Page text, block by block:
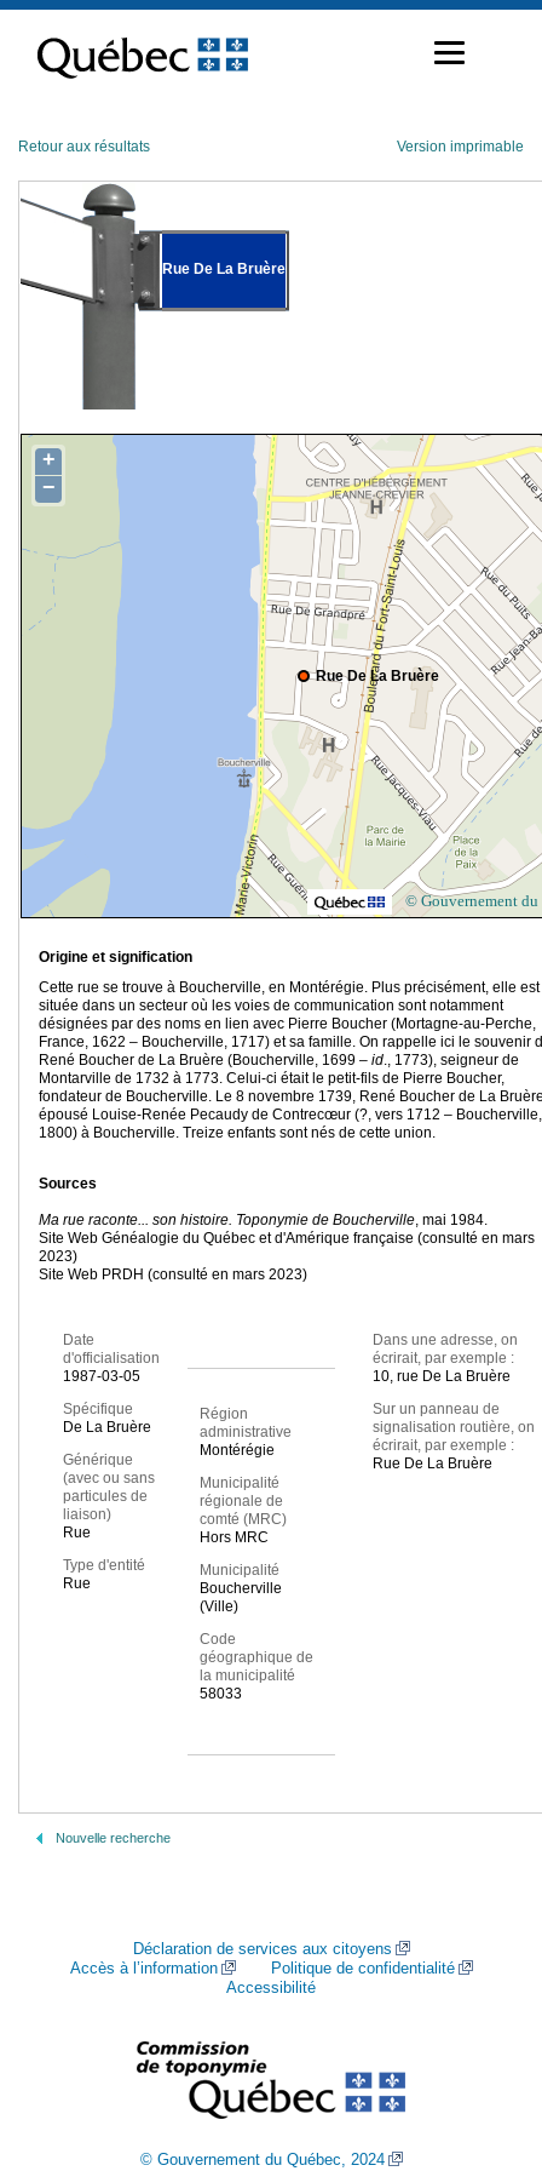
contenu
Retour aux résultats Version imprimable
Rue De La Bruère
Rue De La Bruère
+
−
© Gouvernement du
Origine et signification
Cette rue se trouve à Boucherville, en Montérégie. Plus précisément, elle est
située dans un secteur où les voies de communication sont notamment
désignées par des noms en lien avec Pierre Boucher (Mortagne-au-Perche,
France, 1622 – Boucherville, 1717) et sa famille. On rappelle ici le souvenir
René Boucher de La Bruère (Boucherville, 1699 – id., 1773), seigneur de
Montarville de 1732 à 1773. Celui-ci était le petit-fils de Pierre Boucher,
fondateur de Boucherville. Le 8 novembre 1739, René Boucher de La
épousé Louise-Renée Pecaudy de Contrecœur (?, vers 1712 – Boucherville,
1800) à Boucherville. Treize enfants sont nés de cette union.
Sources
Ma rue raconte... son histoire. Toponymie de Boucherville, mai 1984.
Site Web Généalogie du Québec et d'Amérique française (consulté en mars
2023)
Site Web PRDH (consulté en mars 2023)
Date
d'officialisation
1987-03-05
Spécifique
De La Bruère
Générique
(avec ou sans
particules de
liaison)
Rue
Type d'entité
Rue
Région
administrative
Montérégie
Municipalité
régionale de
comté (MRC)
Hors MRC
Municipalité
Boucherville
(Ville)
Code
géographique de
la municipalité
58033
Dans une adresse, on
écrirait, par exemple :
10, rue De La Bruère
Sur un panneau de
signalisation routière, on
écrirait, par exemple :
Rue De La Bruère
Nouvelle recherche
Déclaration de services aux citoyens
Accès à l’information
Politique de confidentialité
Accessibilité
© Gouvernement du Québec, 2024